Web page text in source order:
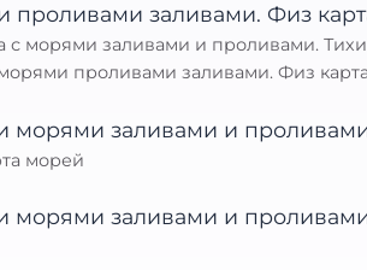
с морями заливами и проливами.
проливами заливами. Физ
морей